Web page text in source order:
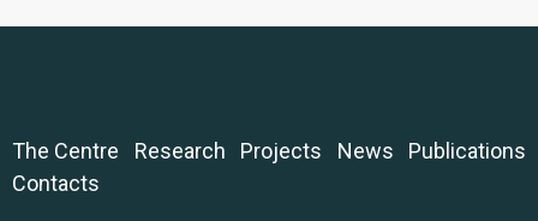
The Centre Research Projects News
Publications
Contacts